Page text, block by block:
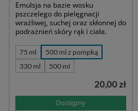
Emulsja na bazie wosku
pszczelego do pielęgnacji
wrażliwej, suchej oraz skłonnej do
podrażnień skóry rąk i ciała.
75 ml
500 ml z pompką
330 ml
500 ml
Dostępny
20,00 zł